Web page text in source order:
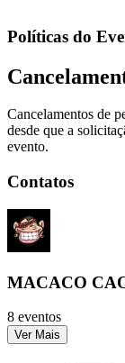
Políticas do
Cancelamentos de
desde que a
evento.
Contatos
MACACO
8 eventos
Ver Mais